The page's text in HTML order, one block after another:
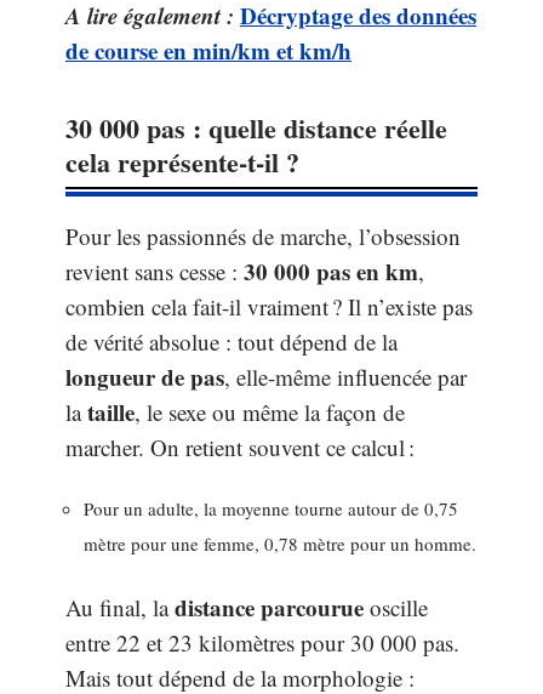
A lire également : Décryptage des données
de course en min/km et km/h
30 000 pas : quelle distance réelle
cela représente-t-il ?
Pour les passionnés de marche, l’obsession
revient sans cesse : 30 000 pas en km,
combien cela fait-il vraiment ? Il n’existe pas
de vérité absolue : tout dépend de la
longueur de pas, elle-même influencée par
lataille, le sexe ou même la façon de
marcher. On retient souvent ce calcul :
Pour un adulte, la moyenne tourne autour de 0,75
mètre pour une femme, 0,78 mètre pour un homme.
Au final, ladistance parcourue oscille
entre 22 et 23 kilomètres pour 30 000 pas.
Mais tout dépend de la morphologie :